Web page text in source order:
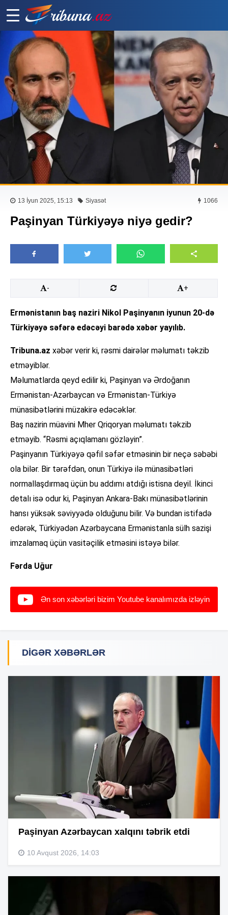
13 İyun 2025, 15:13 Siyasət 1066
Paşinyan Türkiyəyə niyə gedir?
- +
Ermənistanın baş naziri Nikol Paşinyanın iyunun 20-də
Türkiyəyə səfərə edəcəyi barədə xəbər yayılıb.
Tribuna.az xəbər verir ki, rəsmi dairələr məlumatı təkzib
etməyiblər.
Məlumatlarda qeyd edilir ki, Paşinyan və Ərdoğanın
Ermənistan-Azərbaycan və Ermənistan-Türkiyə
münasibətlərini müzakirə edəcəklər.
Baş nazirin müavini Mher Qriqoryan məlumatı təkzib
etməyib. “Rəsmi açıqlamanı gözləyin”.
Paşinyanın Türkiyəyə qəfil səfər etməsinin bir neçə səbəbi
ola bilər. Bir tərəfdən, onun Türkiyə ilə münasibətləri
normallaşdırmaq üçün bu addımı atdığı istisna deyil. İkinci
detalı isə odur ki, Paşinyan Ankara-Bakı münasibətlərinin
hansı yüksək səviyyədə olduğunu bilir. Və bundan istifadə
edərək, Türkiyədən Azərbaycana Ermənistanla sülh sazişi
imzalamaq üçün vasitəçilik etməsini istəyə bilər.
Fərda Uğur
Ən son xəbərləri bizim Youtube kanalımızda izləyin
DIGƏR XƏBƏRLƏR
Paşinyan Azərbaycan xalqını təbrik etdi
10 Avqust 2026, 14:03